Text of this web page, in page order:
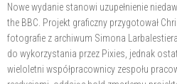
Nowe wydanie stanowi uzupełnienie
the BBC. Projekt graficzny przygotował
fotografie z archiwum Simona
do wykorzystania przez Pixies, jednak
wieloletni współpracownicy zespołu